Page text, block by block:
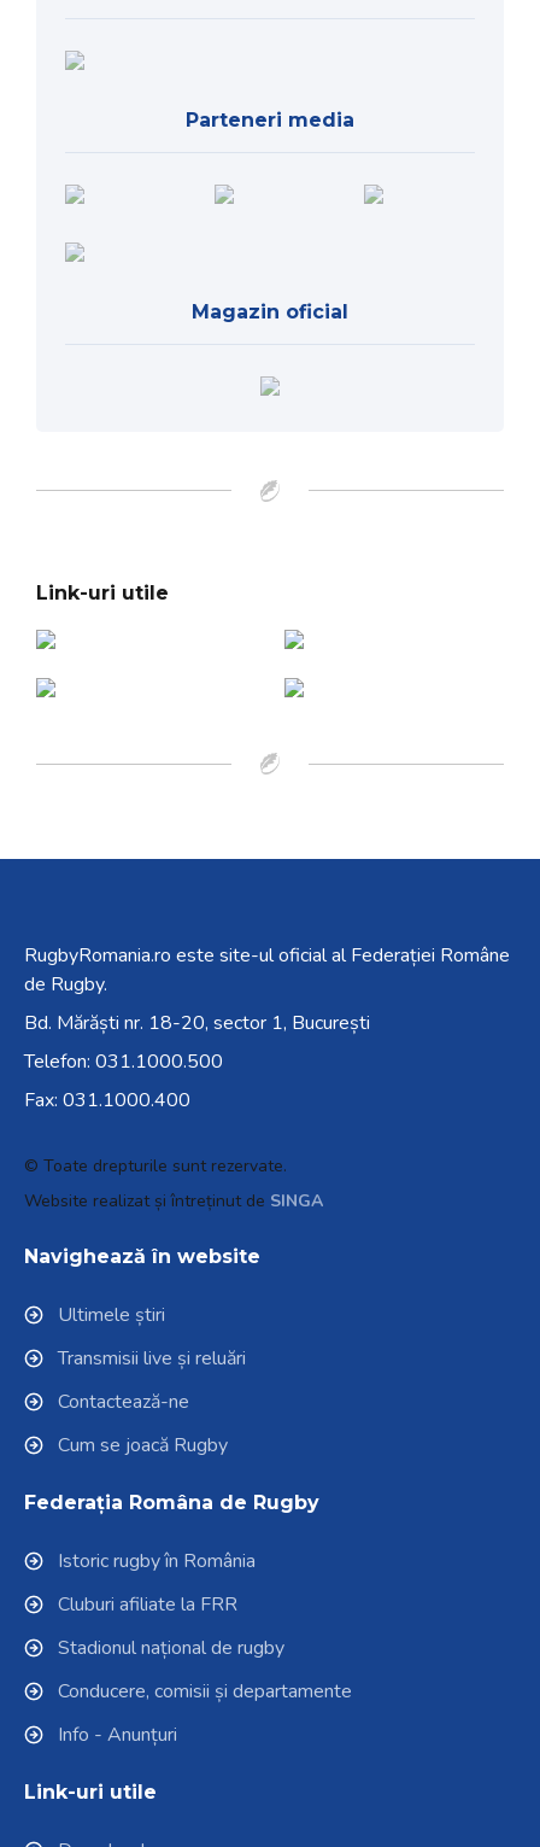
Parteneri media
Magazin oficial
Link-uri utile
RugbyRomania.ro este site-ul oficial al Federației Române
de Rugby.
Bd. Mărăști nr. 18-20, sector 1, București
Telefon: 031.1000.500
Fax: 031.1000.400
© Toate drepturile sunt rezervate.
Website realizat și întreținut de SINGA
Navighează în website
Ultimele știri
Transmisii live și reluări
Contactează-ne
Cum se joacă Rugby
Federația Româna de Rugby
Istoric rugby în România
Cluburi afiliate la FRR
Stadionul național de rugby
Conducere, comisii și departamente
Info - Anunțuri
Link-uri utile